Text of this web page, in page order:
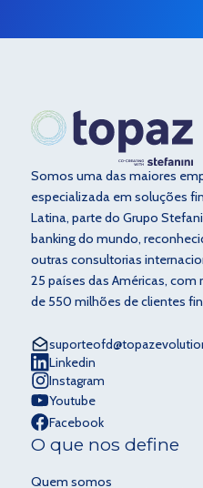
Somos uma das maiores
especializada em soluções
Latina, parte do Grupo
banking do mundo,
outras consultorias
25 países das Américas,
de 550 milhões de clientes
Linkedin
Instagram
Youtube
Facebook
O que nos define
Quem somos